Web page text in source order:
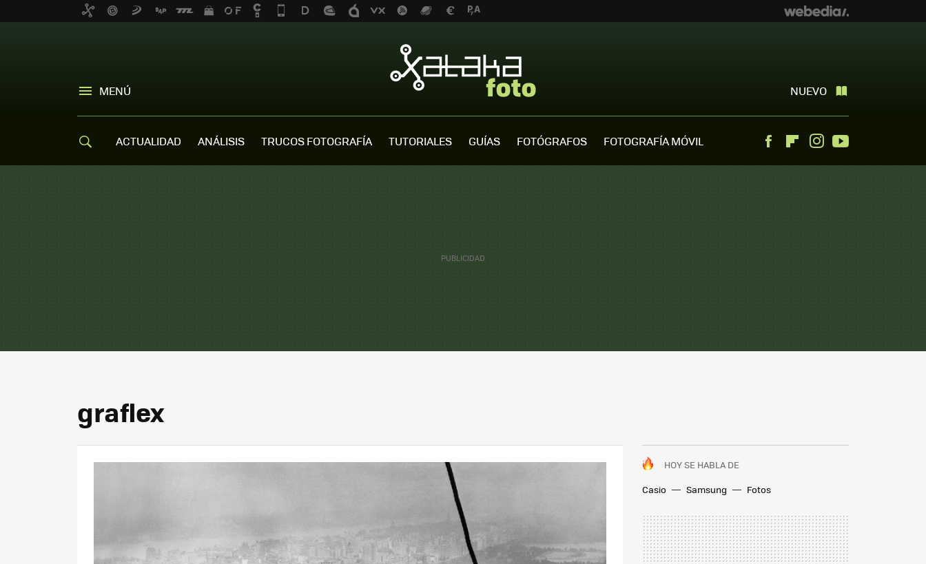
MENÚ NUEVO
ACTUALIDAD ANÁLISIS TRUCOS FOTOGRAFÍA TUTORIALES GUÍAS FOTÓGRAFOS FOTOGRAFÍA MÓVIL FacebookFlipboardInstagram
graflex
HOY SE HABLA DE
Casio
Samsung Fotos